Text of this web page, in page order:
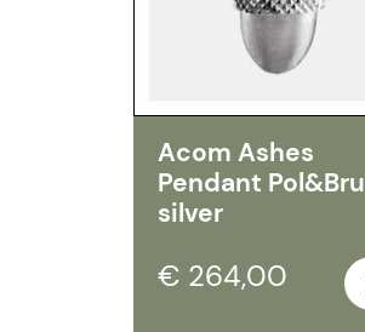
Acom Ashes
Pendant Pol&Bru
silver
€ 264,00